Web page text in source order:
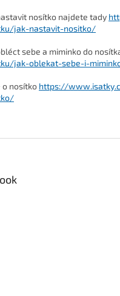
nosítko najdete tady
jak-nastavit-nositko/
sebe a miminko do
jak-oblekat-sebe-i-
o nosítko https://